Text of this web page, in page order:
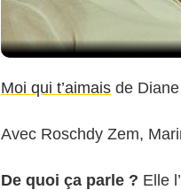
Moi qui t’aimais de
Avec Roschdy Zem,
De quoi ça parle ? Elle